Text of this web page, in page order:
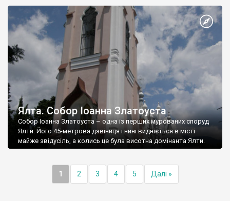
Ялта. Собор Іоанна Златоуста
Собор Іоанна Златоуста – одна із перших мурованих споруд
Ялти. Його 45-метрова дзвіниця і нині видніється в місті
майже звідусіль, а колись це була висотна домінанта Ялти.
1 2 3 4 5 Далі »